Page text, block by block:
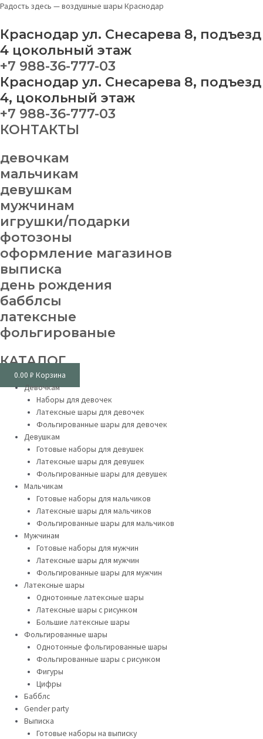
Перейти
содержимому
Радость здесь — воздушные шары Краснодар
Краснодар ул. Снесарева 8, подъезд
4 цокольный этаж
+7 988-36-777-03
Краснодар ул. Снесарева 8, подъезд
4, цокольный этаж
+7 988-36-777-03
КОНТАКТЫ
девочкам
мальчикам
девушкам
мужчинам
игрушки/подарки
фотозоны
оформление магазинов
выписка
день рождения
бабблсы
латексные
фольгированые
КАТАЛОГ
0.00 ₽ Корзина
Меню
Девочкам
Наборы для девочек
Латексные шары для девочек
Фольгированные шары для девочек
Девушкам
Готовые наборы для девушек
Латексные шары для девушек
Фольгированные шары для девушек
Мальчикам
Готовые наборы для мальчиков
Латексные шары для мальчиков
Фольгированные шары для мальчиков
Мужчинам
Готовые наборы для мужчин
Латексные шары для мужчин
Фольгированные шары для мужчин
Латексные шары
Однотонные латексные шары
Латексные шары с рисунком
Большие латексные шары
Фольгированные шары
Однотонные фольгированные шары
Фольгированные шары с рисунком
Фигуры
Цифры
Бабблс
Gender party
Выписка
Готовые наборы на выписку
Цифры
февраля
камуфляж"
quantity